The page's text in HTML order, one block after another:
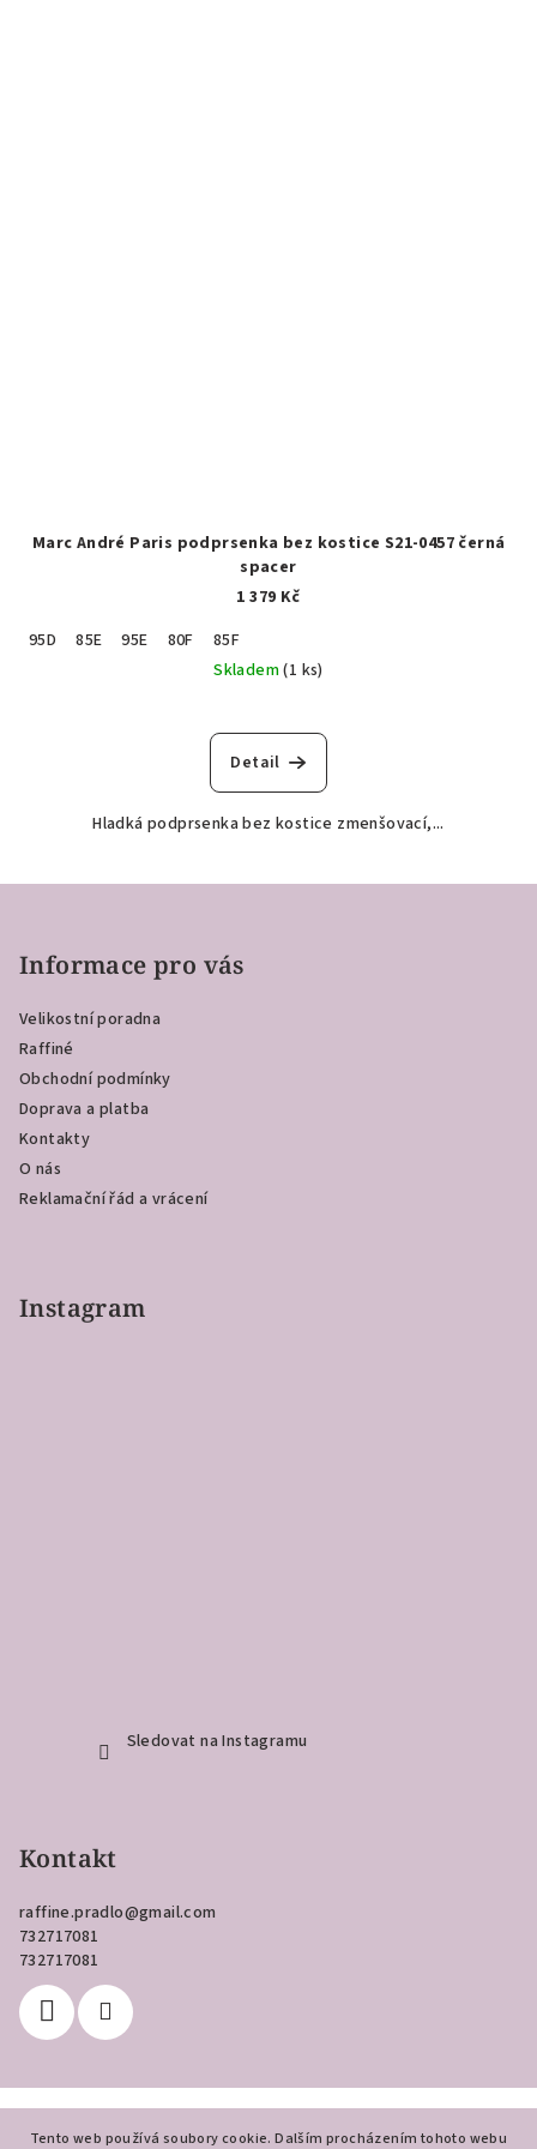
Tento web používá soubory cookie. Dalším procházením tohoto webu
Marc André Paris podprsenka bez kostice S21-0457 černá
spacer
1 379 Kč
95D
85E 95E 80F
85F
Skladem(1 ks)
Detail
Hladká podprsenka bez kostice zmenšovací,...
Informace pro vás
Velikostní poradna
Raffiné
Obchodní podmínky
Doprava a platba
Kontakty
O nás
Reklamační řád a vrácení
Instagram
Sledovat na Instagramu
Kontakt
raffine.pradlo@gmail.com
732717081
732717081